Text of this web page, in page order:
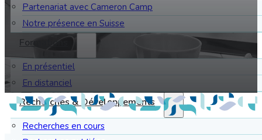
Partenariat avec Cameron Camp
Notre présence en Suisse
Formations
En présentiel
En distanciel
Recherches & Développements
Recherches en cours